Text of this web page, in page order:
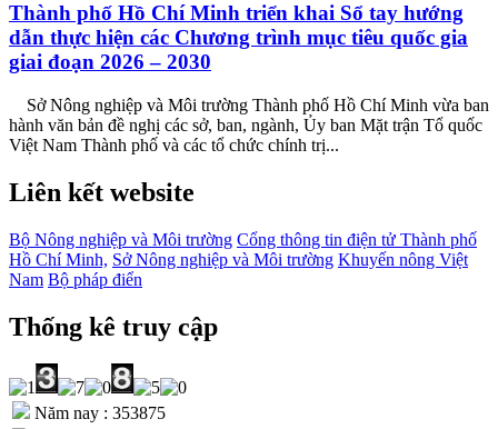
Thành phố Hồ Chí Minh triển khai Sổ tay hướng
dẫn thực hiện các Chương trình mục tiêu quốc gia
giai đoạn 2026 – 2030
Sở Nông nghiệp và Môi trường Thành phố Hồ Chí Minh vừa ban
hành văn bản đề nghị các sở, ban, ngành, Ủy ban Mặt trận Tổ quốc
Việt Nam Thành phố và các tổ chức chính trị...
Liên kết website
Bộ Nông nghiệp và Môi trường Cổng thông tin điện tử Thành phố
Hồ Chí Minh, Sở Nông nghiệp và Môi trường Khuyến nông Việt
Nam Bộ pháp điển
Thống kê truy cập
Năm nay : 353875